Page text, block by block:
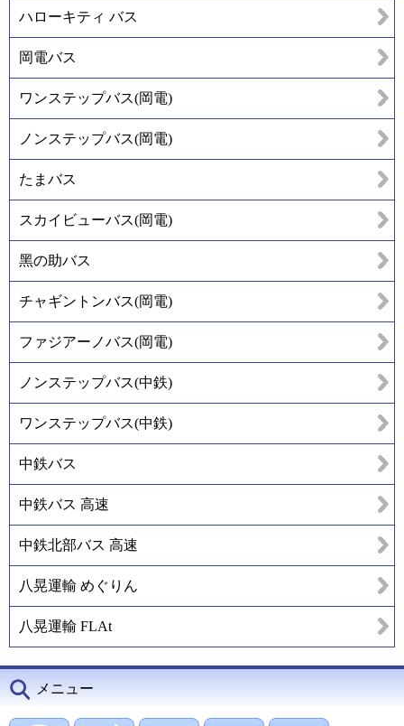
ハローキティ バス
岡電バス
ワンステップバス(岡電)
ノンステップバス(岡電)
たまバス
スカイビューバス(岡電)
黑の助バス
チャギントンバス(岡電)
ファジアーノバス(岡電)
ノンステップバス(中鉄)
ワンステップバス(中鉄)
中鉄バス
中鉄バス 高速
中鉄北部バス 高速
八晃運輸 めぐりん
八晃運輸 FLAt
メニュー